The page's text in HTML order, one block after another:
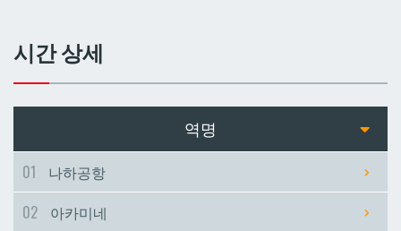
시간 상세
역명
01
나하공항
02
아카미네